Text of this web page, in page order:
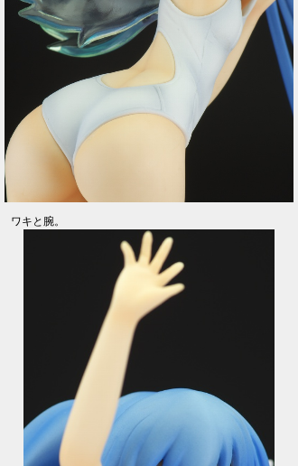
ワキと腕。